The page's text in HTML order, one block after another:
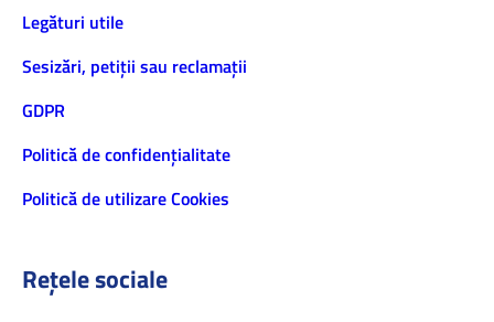
Legături utile
Sesizări, petiţii sau reclamații
GDPR
Politică de confidenţialitate
Politică de utilizare Cookies
Rețele sociale